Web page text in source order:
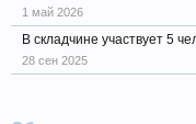
1 май 2026
В складчине участвует 5
28 сен 2025